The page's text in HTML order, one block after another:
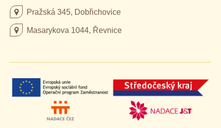
Pražská 345, Dobřichovice
Masarykova 1044, Řevnice